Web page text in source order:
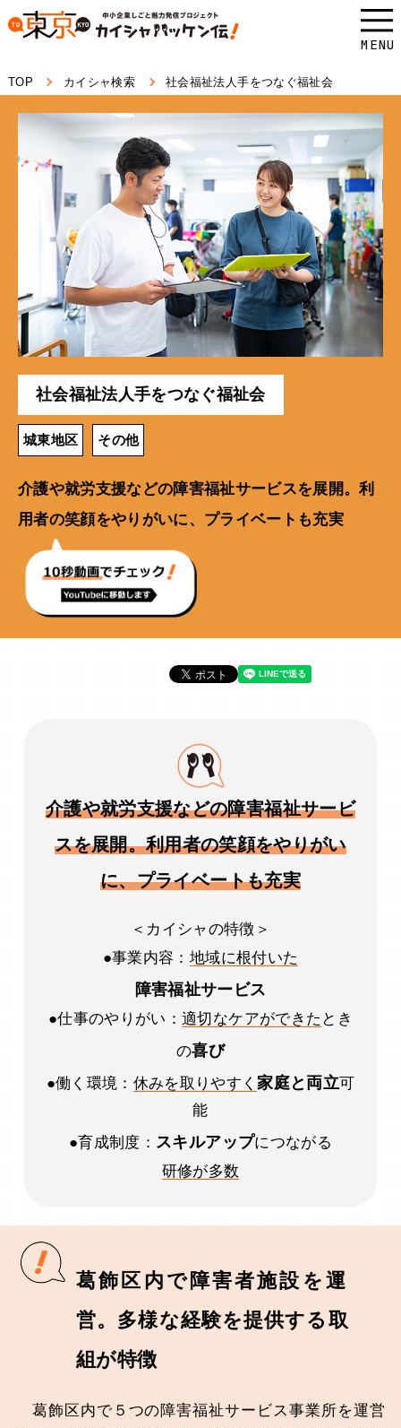
本
ス
MENU
TOP カイシャ検索 社会福祉法人手をつなぐ福祉会
社会福祉法人手をつなぐ福祉会
城東地区 その他
介護や就労支援などの障害福祉サービスを展開。利
用者の笑顔をやりがいに、プライベートも充実
介護や就労支援などの障害福祉サービ
スを展開。利用者の笑顔をやりがい
に、プライベートも充実
＜カイシャの特徴＞
●事業内容： 地域に根付いた
障害福祉サービス
●仕事のやりがい：適切なケアができた とき
の喜び
●働く環境： 休みを取りやすく家庭と両立可
能
●育成制度： スキルアップにつながる
研修が多数
葛飾区内で障害者施設を運
営。多様な経験を提供する取
組が特徴
葛飾区内で５つの障害福祉サービス事業所を運営